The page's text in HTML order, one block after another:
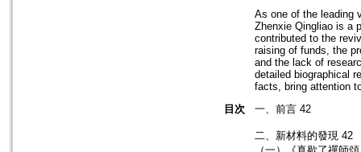
As one of the leading
Zhenxie Qingliao is a
contributed to the
raising of funds, the
and the lack of
detailed biographical
facts, bring attention
目次
一、前言 42
二、新材料的發現 42